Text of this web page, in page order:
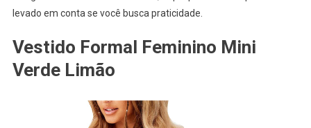
levado em conta se você busca praticidade.
Vestido Formal Feminino Mini
Verde Limão